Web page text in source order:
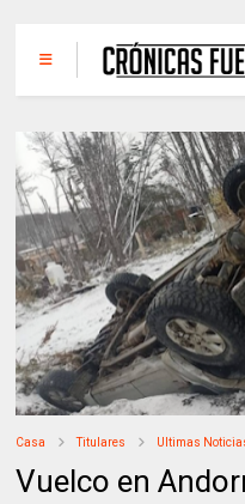
Casa Titulares Ultimas
Vuelco en